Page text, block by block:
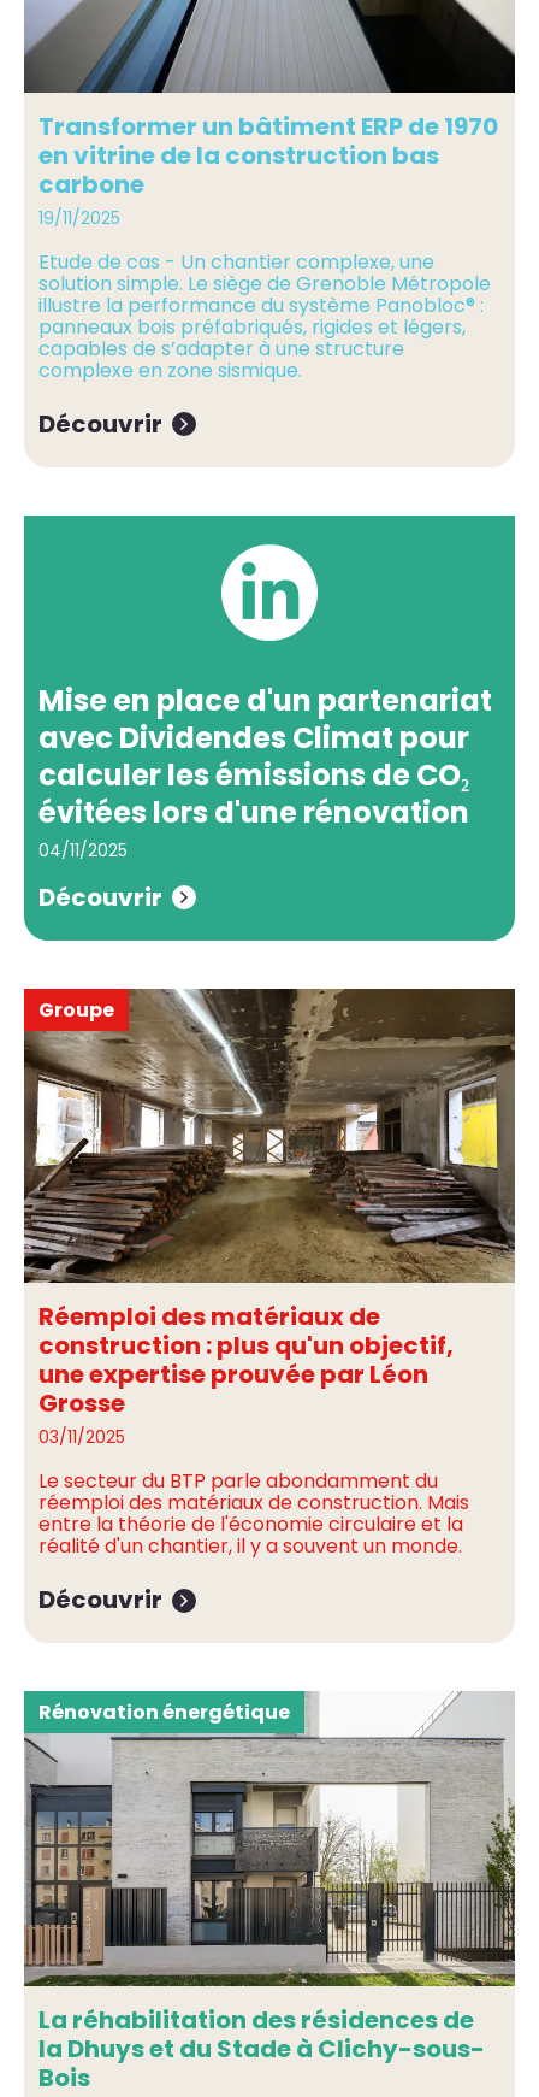
Transformer un bâtiment ERP de 1970
en vitrine de la construction bas
carbone
19/11/2025
Etude de cas - Un chantier complexe, une
solution simple. Le siège de Grenoble Métropole
illustre la performance du système Panobloc® :
panneaux bois préfabriqués, rigides et légers,
capables de s’adapter à une structure
complexe en zone sismique.
Découvrir
Mise en place d'un partenariat
avec Dividendes Climat pour
calculer les émissions de CO₂
évitées lors d'une rénovation
04/11/2025
Découvrir
Groupe
Réemploi des matériaux de
construction : plus qu'un objectif,
une expertise prouvée par Léon
Grosse
03/11/2025
Le secteur du BTP parle abondamment du
réemploi des matériaux de construction. Mais
entre la théorie de l'économie circulaire et la
réalité d'un chantier, il y a souvent un monde.
Découvrir
Rénovation énergétique
La réhabilitation des résidences de
la Dhuys et du Stade à Clichy-sous-
Bois